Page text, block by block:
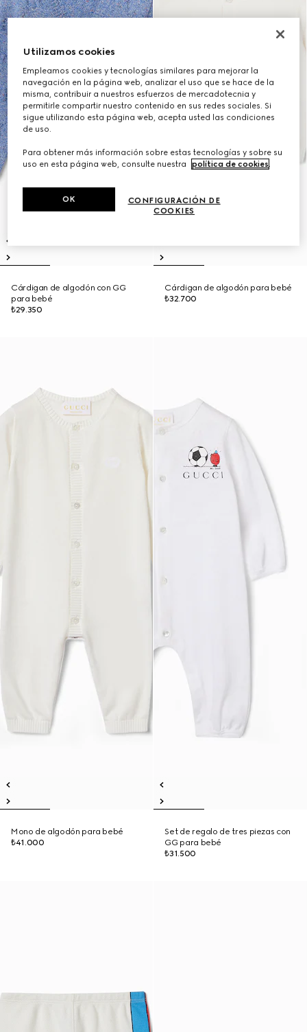
Cárdigan de algodón con GG
para bebé
₺29.350
Cárdigan de algodón para bebé
₺32.700
Mono de algodón para bebé
₺41.000
Set de regalo de tres piezas con
GG para bebé
₺31.500
Utilizamos cookies
Empleamos cookies y tecnologías similares para mejorar la
navegación en la página web, analizar el uso que se hace de la
misma, contribuir a nuestros esfuerzos de mercadotecnia y
permitirle compartir nuestro contenido en sus redes sociales. Si
sigue utilizando esta página web, acepta usted las condiciones
de uso.
Para obtener más información sobre estas tecnologías y sobre su
uso en esta página web, consulte nuestra
política de cookies.
CONFIGURACIÓN DE
COOKIES
OK